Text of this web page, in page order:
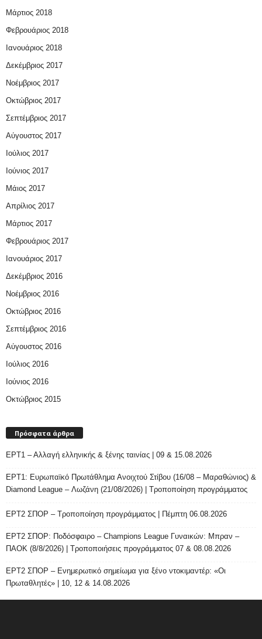
Μάρτιος 2018
Φεβρουάριος 2018
Ιανουάριος 2018
Δεκέμβριος 2017
Νοέμβριος 2017
Οκτώβριος 2017
Σεπτέμβριος 2017
Αύγουστος 2017
Ιούλιος 2017
Ιούνιος 2017
Μάιος 2017
Απρίλιος 2017
Μάρτιος 2017
Φεβρουάριος 2017
Ιανουάριος 2017
Δεκέμβριος 2016
Νοέμβριος 2016
Οκτώβριος 2016
Σεπτέμβριος 2016
Αύγουστος 2016
Ιούλιος 2016
Ιούνιος 2016
Οκτώβριος 2015
Πρόσφατα άρθρα
ΕΡΤ1 – Αλλαγή ελληνικής & ξένης ταινίας | 09 & 15.08.2026
ΕΡΤ1: Ευρωπαϊκό Πρωτάθλημα Ανοιχτού Στίβου (16/08 – Μαραθώνιος) &
Diamond League – Λωζάνη (21/08/2026) | Τροποποίηση προγράμματος
ΕΡΤ2 ΣΠΟΡ – Τροποποίηση προγράμματος | Πέμπτη 06.08.2026
ΕΡΤ2 ΣΠΟΡ: Ποδόσφαιρο – Champions League Γυναικών: Μπραν –
ΠΑΟΚ (8/8/2026) | Τροποποιήσεις προγράμματος 07 & 08.08.2026
ΕΡΤ2 ΣΠΟΡ – Ενημερωτικό σημείωμα για ξένο ντοκιμαντέρ: «Οι
Πρωταθλητές» | 10, 12 & 14.08.2026